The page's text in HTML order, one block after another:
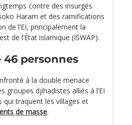
contre des insurgés
Haram et des ramifications
de l’EI, principalement la
de l’État islamique (ISWAP).
personnes
à la double menace
groupes djihadistes alliés à l’EI
qui traquent les villages et
de masse.